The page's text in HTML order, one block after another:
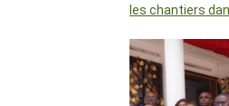
les chantiers